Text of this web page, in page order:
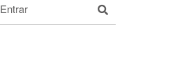
Entrar